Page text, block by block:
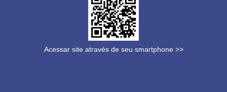
Acessar site através de seu smartphone >>